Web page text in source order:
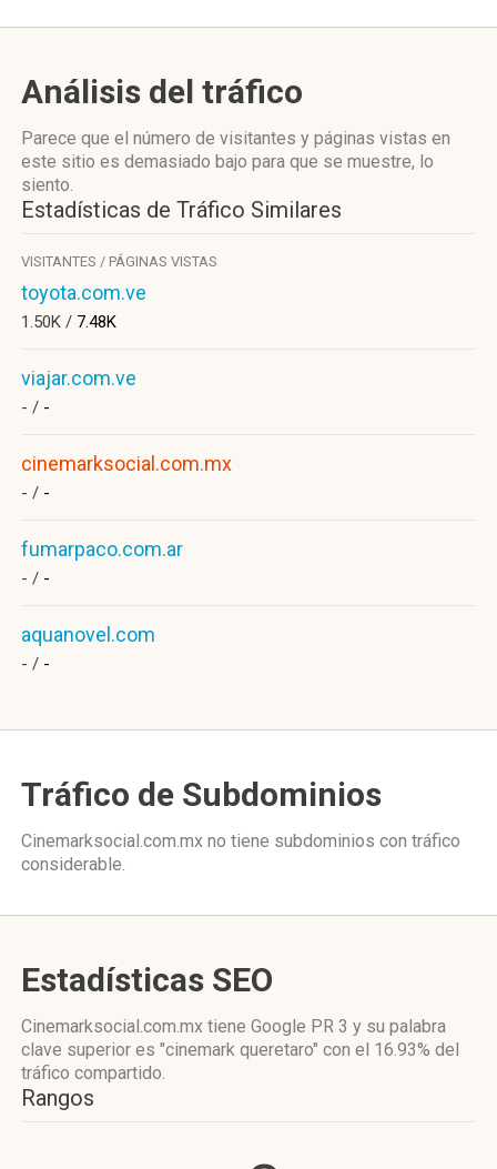
Análisis del tráfico
Parece que el número de visitantes y páginas vistas en
este sitio es demasiado bajo para que se muestre, lo
siento.
Estadísticas de Tráfico Similares
VISITANTES / PÁGINAS VISTAS
toyota.com.ve
1.50K / 7.48K
viajar.com.ve
- / -
cinemarksocial.com.mx
- / -
fumarpaco.com.ar
- / -
aquanovel.com
- / -
Tráfico de Subdominios
Cinemarksocial.com.mx no tiene subdominios con tráfico
considerable.
Estadísticas SEO
Cinemarksocial.com.mx tiene Google PR 3 y su palabra
clave superior es "cinemark queretaro" con el 16.93% del
tráfico compartido.
Rangos